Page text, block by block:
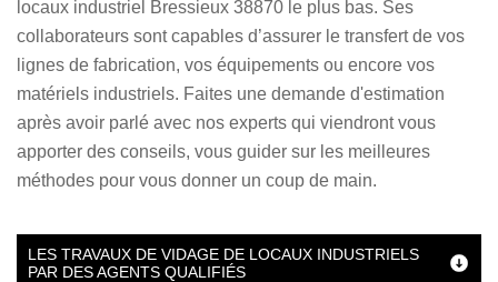
locaux industriel Bressieux 38870 le plus bas. Ses
collaborateurs sont capables d’assurer le transfert de vos
lignes de fabrication, vos équipements ou encore vos
matériels industriels. Faites une demande d'estimation
après avoir parlé avec nos experts qui viendront vous
apporter des conseils, vous guider sur les meilleures
méthodes pour vous donner un coup de main.
LES TRAVAUX DE VIDAGE DE LOCAUX INDUSTRIELS
PAR DES AGENTS QUALIFIÉS